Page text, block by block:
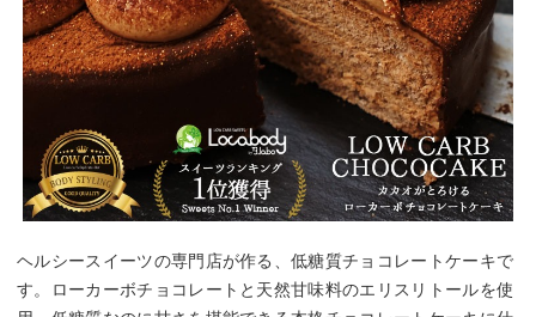
ヘルシースイーツの専門店が作る、低糖質チョコレートケーキで
す。ローカーボチョコレートと天然甘味料のエリスリトールを使